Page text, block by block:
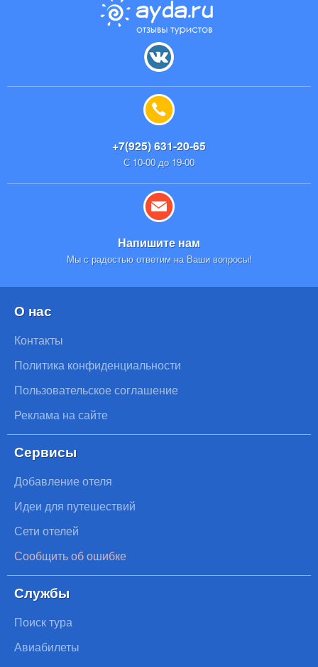
+7(925) 631-20-65
С 10-00 до 19-00
Напишите нам
Мы с радостью ответим на Ваши вопросы!
О нас
Контакты
Политика конфиденциальности
Пользовательское соглашение
Реклама на сайте
Сервисы
Добавление отеля
Идеи для путешествий
Сети отелей
Сообщить об ошибке
Службы
Поиск тура
Авиабилеты